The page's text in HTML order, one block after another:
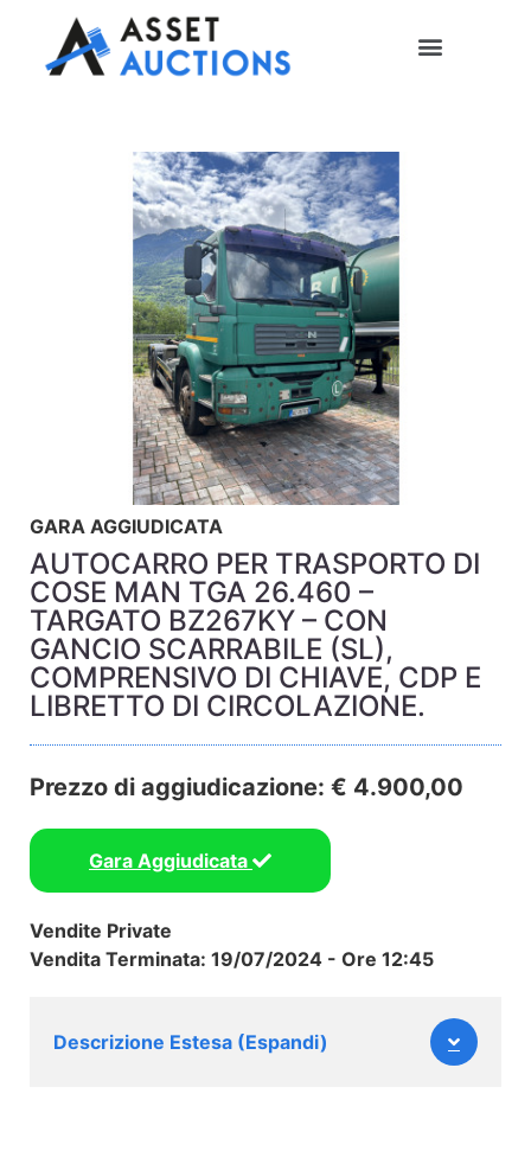
GARA AGGIUDICATA
AUTOCARRO PER TRASPORTO DI
COSE MAN TGA 26.460 –
TARGATO BZ267KY – CON
GANCIO SCARRABILE (SL),
COMPRENSIVO DI CHIAVE, CDP E
LIBRETTO DI CIRCOLAZIONE.
Prezzo di aggiudicazione: € 4.900,00
Gara Aggiudicata
Vendite Private
Vendita Terminata: 19/07/2024 - Ore 12:45
Descrizione Estesa (Espandi)